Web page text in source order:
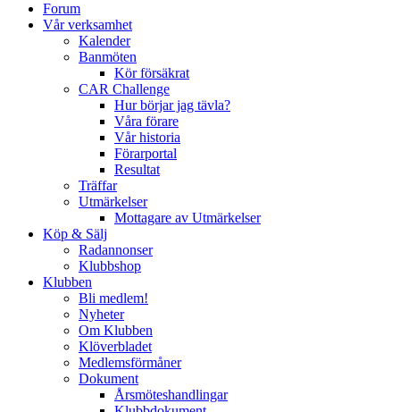
Forum
Vår verksamhet
Kalender
Banmöten
Kör försäkrat
CAR Challenge
Hur börjar jag tävla?
Våra förare
Vår historia
Förarportal
Resultat
Träffar
Utmärkelser
Mottagare av Utmärkelser
Köp & Sälj
Radannonser
Klubbshop
Klubben
Bli medlem!
Nyheter
Om Klubben
Klöverbladet
Medlemsförmåner
Dokument
Årsmöteshandlingar